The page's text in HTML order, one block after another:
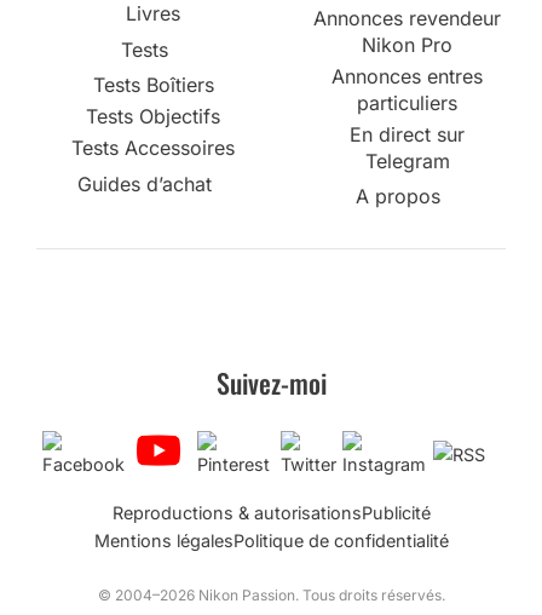
Livres
Tests
Tests Boîtiers
Tests Objectifs
Tests Accessoires
Guides d’achat
Annonces revendeur
Nikon Pro
Annonces entres
particuliers
En direct sur
Telegram
A propos
Suivez-moi
Reproductions & autorisationsPublicité
Mentions légalesPolitique de confidentialité
© 2004–2026 Nikon Passion. Tous droits réservés.